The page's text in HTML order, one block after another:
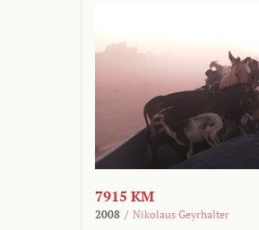
7915 KM
2008 / Nikolaus Geyrhalter